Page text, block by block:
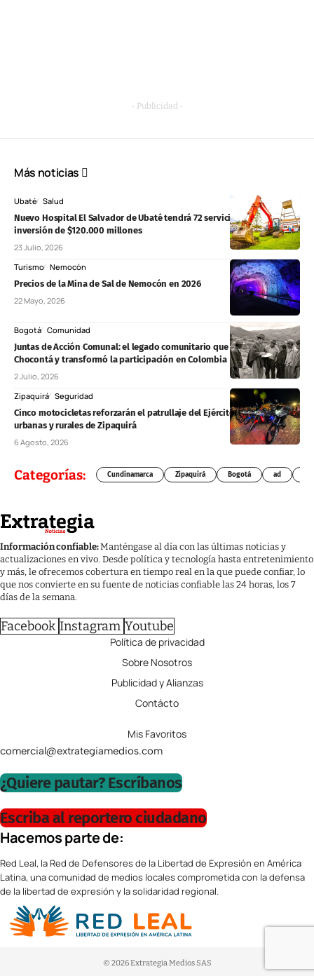
- Publicidad -
Más noticias
Ubaté Salud
Nuevo Hospital El Salvador de Ubaté tendrá 72 servicios y una
inversión de $120.000 millones
23 Julio, 2026
Turismo Nemocón
Precios de la Mina de Sal de Nemocón en 2026
22 Mayo, 2026
Bogotá Comunidad
Juntas de Acción Comunal: el legado comunitario que nació en
Chocontá y transformó la participación en Colombia
2 Julio, 2026
Zipaquirá Seguridad
Cinco motocicletas reforzarán el patrullaje del Ejército en zonas
urbanas y rurales de Zipaquirá
6 Agosto, 2026
Categorías: Cundinamarca Zipaquirá Bogotá ad
Información confiable:Manténgase al día con las últimas noticias y
actualizaciones en vivo. Desde política y tecnología hasta entretenimiento
y más, le ofrecemos cobertura en tiempo real en la que puede confiar, lo
que nos convierte en su fuente de noticias confiable las 24 horas, los 7
días de la semana.
Facebook Instagram Youtube
Política de privacidad
Sobre Nosotros
Publicidad y Alianzas
Contácto
Mis Favoritos
comercial@extrategiamedios.com
¿Quiere pautar? Escríbanos
Escriba al reportero ciudadano
Hacemos parte de:
Red Leal, la Red de Defensores de la Libertad de Expresión en América
Latina, una comunidad de medios locales comprometida con la defensa
de la libertad de expresión y la solidaridad regional.
© 2026 Extrategia Medios SAS